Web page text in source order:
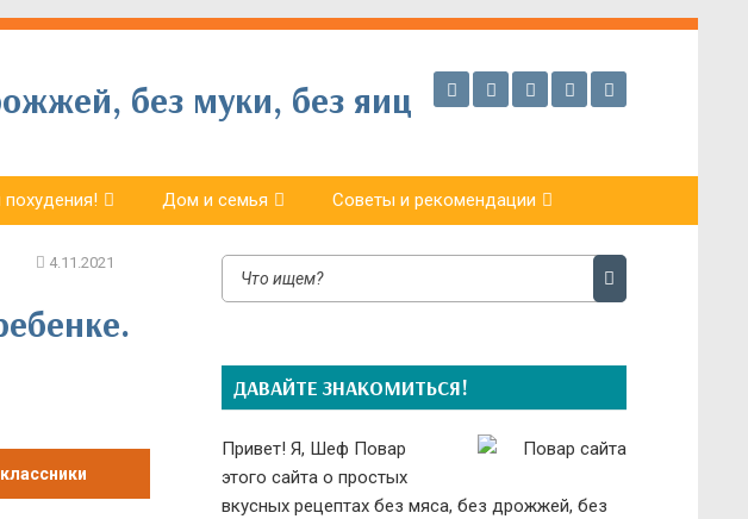
без муки, без яиц
Дом и семья Советы и рекомендации
ДАВАЙТЕ ЗНАКОМИТЬСЯ!
Привет! Я, Шеф Повар
этого сайта о простых
вкусных рецептах без мяса, без дрожжей, без